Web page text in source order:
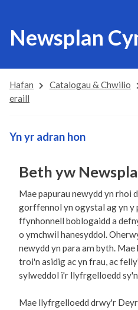
Newsplan
Hafan Catalogau & Chwilio
eraill
Beth yw
Mae papurau newydd yn rhoi
gorffennol yn ogystal ag yn y
ffynhonnell boblogaidd a
o ymchwil hanesyddol.
newydd yn para am byth. Mae
troi'n asidig ac yn frau, ac
sylweddol i'r llyfrgelloedd
Mae llyfrgelloedd drwy'r
Yn yr adran hon